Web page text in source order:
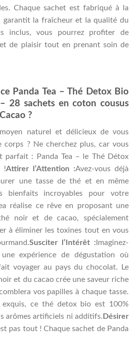
Chaque sachet est fabriqué à la
garantit la fraîcheur et la qualité du
inclus, vous pourrez profiter de
de plaisir tout en prenant soin de
Panda Tea – Thé Detox Bio
28 sachets en coton cousus
?
naturel et délicieux de vous
corps ? Ne cherchez plus, car vous
parfait : Panda Tea – le Thé Détox
!Attirer l’Attention :Avez-vous déjà
une tasse de thé et en même
bienfaits incroyables pour votre
réalise ce rêve en proposant une
noir et de cacao, spécialement
à éliminer les toxines tout en vous
Susciter l’Intérêt : Imaginez-
expérience de dégustation où
voyager au pays du chocolat. Le
et du cacao crée une saveur riche
vos papilles à chaque tasse.
ce thé detox bio est 100%
arômes artificiels ni additifs. Désirer
pas tout ! Chaque sachet de Panda